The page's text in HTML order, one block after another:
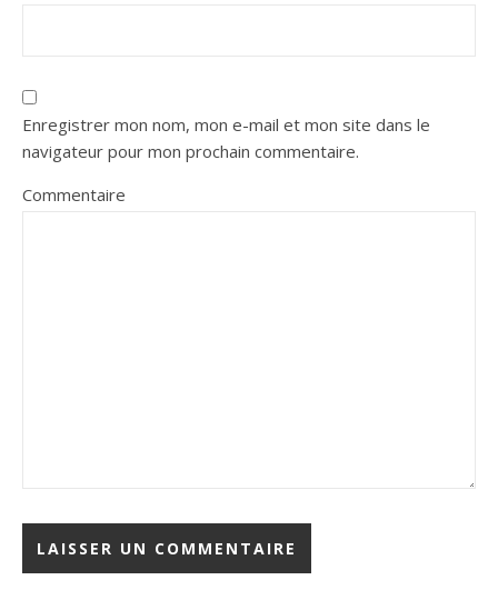
Enregistrer mon nom, mon e-mail et mon site dans le
navigateur pour mon prochain commentaire.
Commentaire